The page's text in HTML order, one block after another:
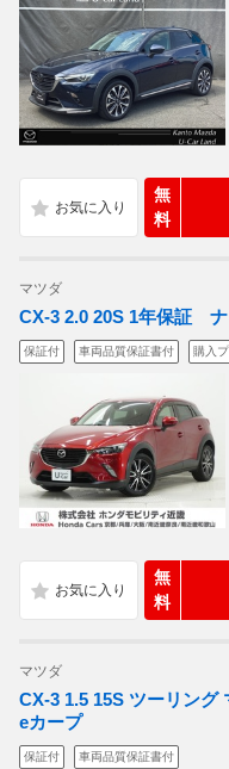
無
料
マツダ
CX-3 2.0 20S 1年保証
保証付 車両品質保証書付 購入
無
料
マツダ
CX-3 1.5 15S ツーリン
eカープ
保証付 車両品質保証書付